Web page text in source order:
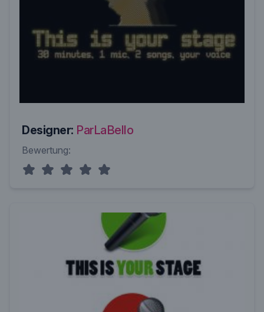
Designer: ParLaBello
Bewertung: